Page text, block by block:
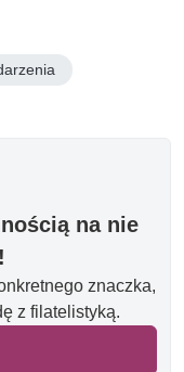
na nie
znaczka,
z filatelistyką.